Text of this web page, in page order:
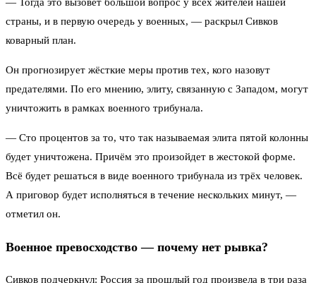
— Тогда это вызовет большой вопрос у всех жителей нашей
страны, и в первую очередь у военных, — раскрыл Сивков
коварный план.
Он прогнозирует жёсткие меры против тех, кого назовут
предателями. По его мнению, элиту, связанную с Западом, могут
уничтожить в рамках военного трибунала.
— Сто процентов за то, что так называемая элита пятой колонны
будет уничтожена. Причём это произойдет в жестокой форме.
Всё будет решаться в виде военного трибунала из трёх человек.
А приговор будет исполняться в течение нескольких минут, —
отметил он.
Военное превосходство — почему нет рывка?
Сивков подчеркнул: Россия за прошлый год произвела в три раза